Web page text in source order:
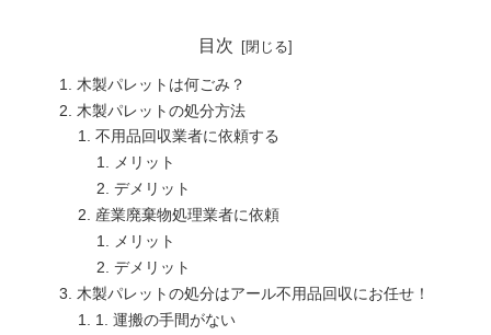
目次
木製パレットは何ごみ？
木製パレットの処分方法
不用品回収業者に依頼する
メリット
デメリット
産業廃棄物処理業者に依頼
メリット
デメリット
木製パレットの処分はアール不用品回収にお任せ！
1. 運搬の手間がない